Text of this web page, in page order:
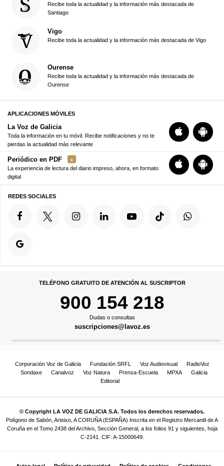
Recibe toda la actualidad y la información más destacada de
Santiago
Vigo
Recibe toda la actualidad y la información más destacada de Vigo
Ourense
Recibe toda la actualidad y la información más destacada de
Ourense
APLICACIONES MÓVILES
La Voz de Galicia
Toda la información en tu móvil. Recibe notificaciones y no te
pierdas la actualidad más relevante
Periódico en PDF
La experiencia de lectura del diario impreso, ahora, en formato
digital
REDES SOCIALES
TELÉFONO GRATUITO DE ATENCIÓN AL SUSCRIPTOR
900 154 218
Dudas o consultas
suscripciones@lavoz.es
Corporación Voz de Galicia Fundación SRFL Voz Audiovisual
RadioVoz
Sondaxe
Canalvoz Voz Natura Prensa-Escuela MPXA
Galicia
Editorial
© Copyright LA VOZ DE GALICIA S.A. Todos los derechos reservados.
Polígono de Sabón, Arteixo, A CORUÑA (ESPAÑA) Inscrita en el Registro Mercantil de A
Coruña en el Tomo 2438 del Archivo, Sección General, a los folios 91 y siguientes, hoja
C-2141. CIF: A-15000649.